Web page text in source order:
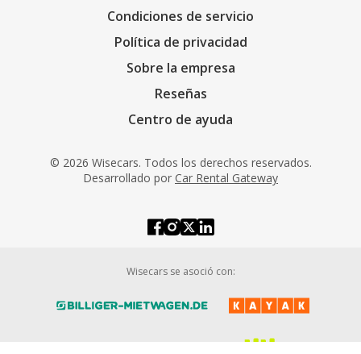
Condiciones de servicio
Política de privacidad
Sobre la empresa
Reseñas
Centro de ayuda
© 2026 Wisecars. Todos los derechos reservados.
Desarrollado por Car Rental Gateway
Wisecars se asoció con: